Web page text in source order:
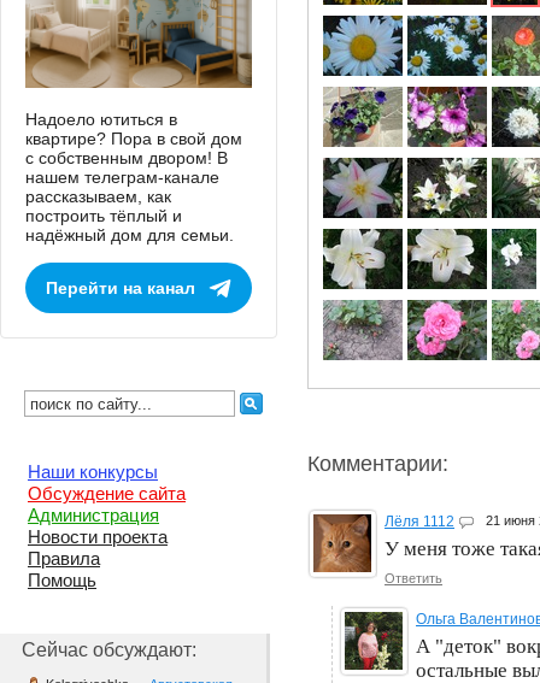
Комментарии:
Лёля 1112 21
У меня тоже
Ответить
Ольга
А "деток"
остальные
Надоело ютиться в
квартире? Пора в свой дом
с собственным двором! В
нашем телеграм-канале
рассказываем, как
построить тёплый и
надёжный дом для семьи.
Перейти на канал
Наши конкурсы
Обсуждение сайта
Администрация
Новости проекта
Правила
Помощь
Сейчас обсуждают: